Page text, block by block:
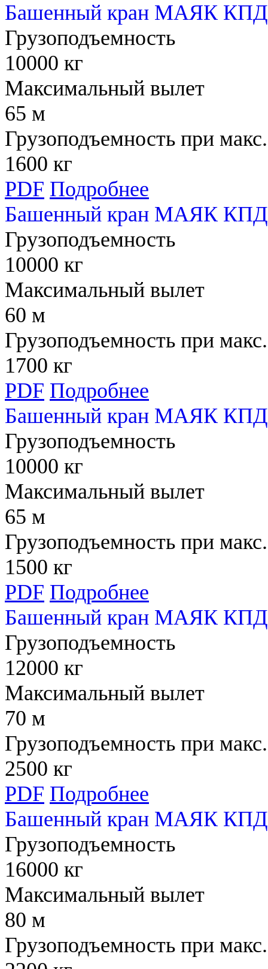
Башенный кран МАЯК КПД
Грузоподъемность
10000 кг
Максимальный вылет
65 м
Грузоподъемность при
1600 кг
PDF Подробнее
Башенный кран МАЯК КПД
Грузоподъемность
10000 кг
Максимальный вылет
60 м
Грузоподъемность при
1700 кг
PDF Подробнее
Башенный кран МАЯК КПД
Грузоподъемность
10000 кг
Максимальный вылет
65 м
Грузоподъемность при
1500 кг
PDF Подробнее
Башенный кран МАЯК КПД
Грузоподъемность
12000 кг
Максимальный вылет
70 м
Грузоподъемность при
2500 кг
PDF Подробнее
Башенный кран МАЯК КПД
Грузоподъемность
16000 кг
Максимальный вылет
80 м
Грузоподъемность при